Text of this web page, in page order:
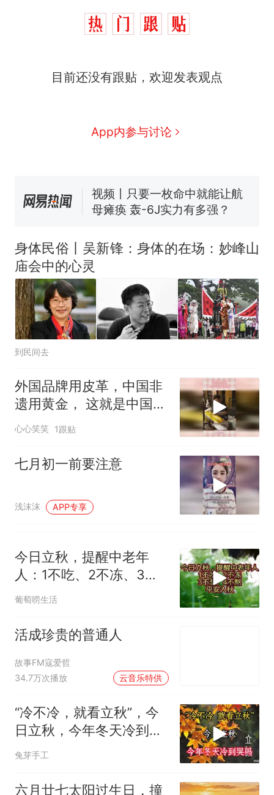
目前还没有跟贴，欢迎发表观点
App内参与讨论
搬家报价570元，搬到楼下
交5060元才肯搬上楼！女子傻
视频丨只要一枚命中就能让航
母瘫痪 轰-6J实力有多强？
试前13名均遭淘汰？教育局：
已叫停招聘，成立调查组全面
核查
“不建议大家买深色蛋糕”上热
搜，网友：天塌了！
热
十多万人报名的考试，成绩
全部作废，公平么？
身体民俗丨吴新锋：身体的在场：妙峰山
庙会中的心灵
到民间去
外国品牌用皮革，中国非
遗用黄金， 这就是中国手
艺的文化内涵
心心笑笑 1跟贴
七月初一前要注意
浅沫沫 APP专享
今日立秋，提醒中老年
人：1不吃、2不冻、3不
悲、4不熬，平安入秋
葡萄唠生活
活成珍贵的普通人
故事FM寇爱哲
34.7万次播放
云音乐特供
“冷不冷，就看立秋”，今
日立秋，今年冬天冷到哭
吗？
兔芽手工
六月廿七太阳过生日，撞